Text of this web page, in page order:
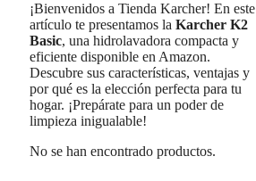
¡Bienvenidos a Tienda Karcher! En este
artículo te presentamos la Karcher K2
Basic, una hidrolavadora compacta y
eficiente disponible en Amazon.
Descubre sus características, ventajas y
por qué es la elección perfecta para tu
hogar. ¡Prepárate para un poder de
limpieza inigualable!
No se han encontrado productos.